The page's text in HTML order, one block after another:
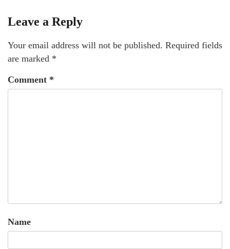
Leave a Reply
Your email address will not be published. Required fields
are marked *
Comment *
Name